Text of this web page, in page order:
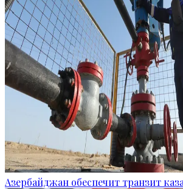
Азербайджан обеспечит транзит